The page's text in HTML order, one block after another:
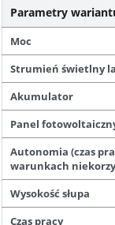
Parametry
Moc
Strumień świetlny
Akumulator
Panel
Autonomia (czas
warunkach
Wysokość słupa
Czas pracy